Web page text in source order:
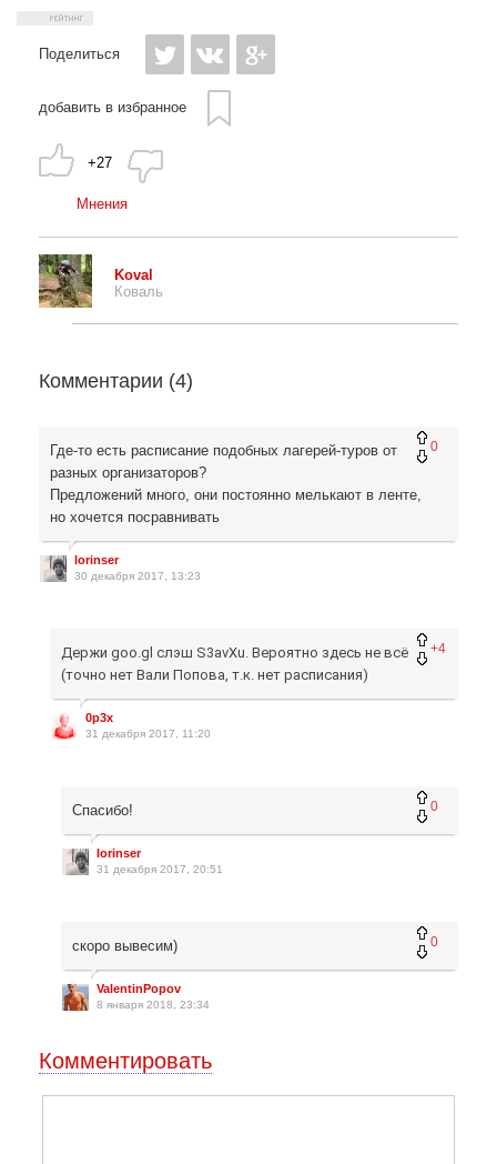
Поделиться
добавить в избранное
+27
Мнения
Koval
Коваль
Комментарии (4)
0
Где-то есть расписание подобных лагерей-туров от
разных организаторов?
Предложений много, они постоянно мелькают в ленте,
но хочется посравнивать
lorinser
30 декабря 2017, 13:23
+4
Держи goo.gl слэш S3avXu. Вероятно здесь не всё
(точно нет Вали Попова, т.к. нет расписания)
0p3x
31 декабря 2017, 11:20
0
Спасибо!
lorinser
31 декабря 2017, 20:51
0
скоро вывесим)
ValentinPopov
8 января 2018, 23:34
Комментировать